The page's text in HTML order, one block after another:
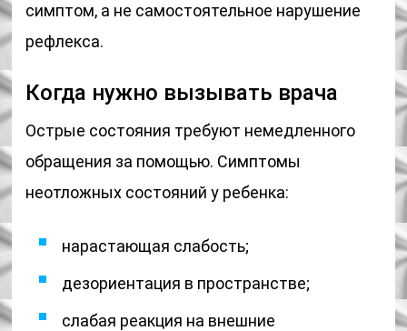
симптом, а не самостоятельное нарушение
рефлекса.
Когда нужно вызывать врача
Острые состояния требуют немедленного
обращения за помощью. Симптомы
неотложных состояний у ребенка:
нарастающая слабость;
дезориентация в пространстве;
слабая реакция на внешние